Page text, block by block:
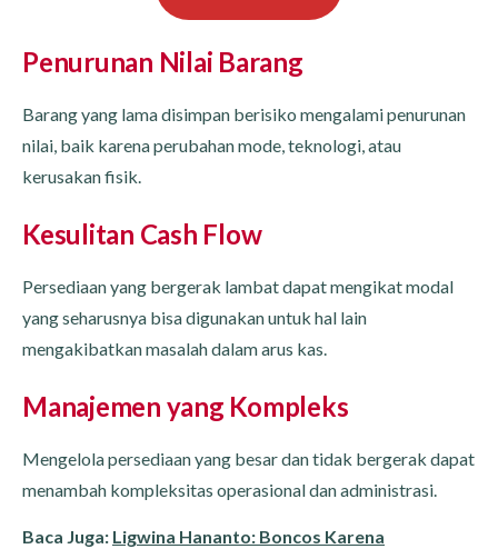
Penurunan Nilai Barang
Barang yang lama disimpan berisiko mengalami penurunan
nilai, baik karena perubahan mode, teknologi, atau
kerusakan fisik.
Kesulitan Cash Flow
Persediaan yang bergerak lambat dapat mengikat modal
yang seharusnya bisa digunakan untuk hal lain
mengakibatkan masalah dalam arus kas.
Manajemen yang Kompleks
Mengelola persediaan yang besar dan tidak bergerak dapat
menambah kompleksitas operasional dan administrasi.
Baca Juga: Ligwina Hananto: Boncos Karena